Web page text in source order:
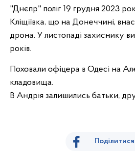
"Днєпр" поліг 19 грудня 2023
Кліщіївка, що на Донеччині,
дрона. У листопаді захиснику
років.
Поховали офіцера в Одесі на
кладовища.
В Андрія залишились батьки,
Поділитися